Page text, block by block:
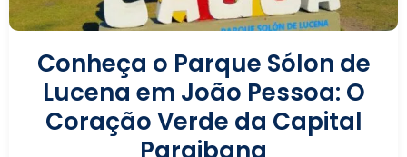
Conheça o Parque Sólon de
Lucena em João Pessoa: O
Coração Verde da Capital
Paraibana